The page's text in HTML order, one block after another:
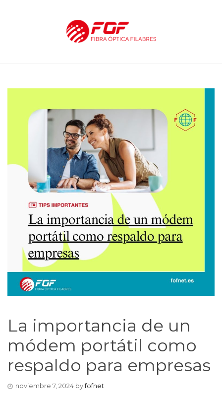
La importancia de un
módem portátil como
respaldo para empresas
noviembre 7, 2024 byfofnet